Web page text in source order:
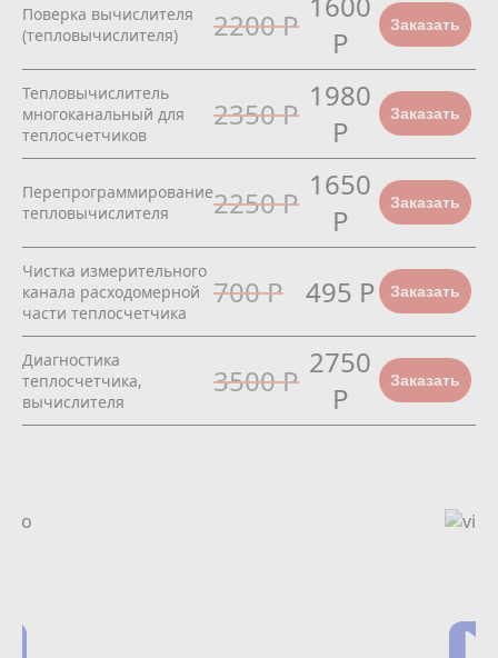
Поверка вычислителя
(тепловычислителя)
2200 Р
Р
Заказать
Тепловычислитель
многоканальный для
теплосчетчиков
2350 Р
1980
Р
Заказать
Перепрограммирование
тепловычислителя
2250 Р
1650
Р
Заказать
Чистка измерительного
канала расходомерной
части теплосчетчика
700 Р 495 Р Заказать
Диагностика
теплосчетчика,
вычислителя
3500 Р
2750
Р
Заказать